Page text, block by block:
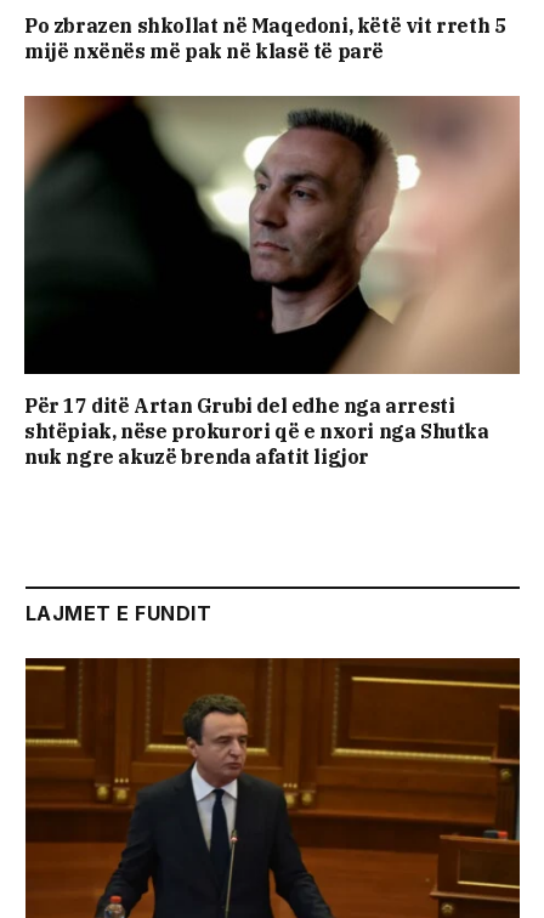
Po zbrazen shkollat në Maqedoni, këtë vit rreth 5
mijë nxënës më pak në klasë të parë
Për 17 ditë Artan Grubi del edhe nga arresti
shtëpiak, nëse prokurori që e nxori nga Shutka
nuk ngre akuzë brenda afatit ligjor
LAJMET E FUNDIT